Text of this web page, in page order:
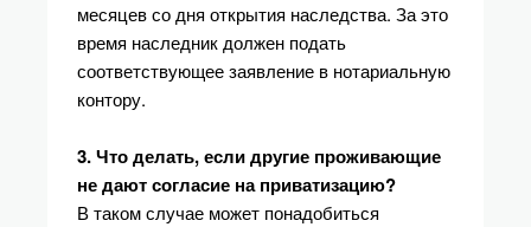
месяцев со дня открытия наследства. За это
время наследник должен подать
соответствующее заявление в нотариальную
контору.
3. Что делать, если другие проживающие
не дают согласие на приватизацию?
В таком случае может понадобиться